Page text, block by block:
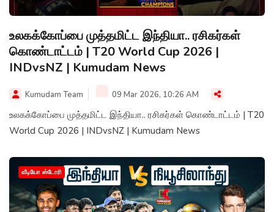
உலகக்கோப்பை முத்தமிட்ட இந்தியா.. ரசிகர்கள்
கொண்டாட்டம் | T20 World Cup 2026 |
INDvsNZ | Kumudam News
Kumudam Team 09 Mar 2026, 10:26 AM
உலகக்கோப்பை முத்தமிட்ட இந்தியா.. ரசிகர்கள் கொண்டாட்டம் | T20
World Cup 2026 | INDvsNZ | Kumudam News
வீடியோ ஸ்டோரி